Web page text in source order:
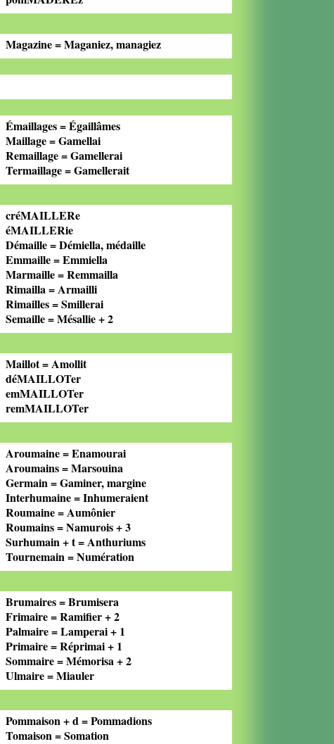
Magazine = Maganiez, managiez
Émaillages = Égaillâmes
Maillage = Gamellai
Remaillage = Gamellerai
Termaillage = Gamellerait
créMAILLERe
éMAILLERie
Démaille = Démiella, médaille
Emmaille = Emmiella
Marmaille = Remmailla
Rimailla = Armailli
Rimailles = Smillerai
Semaille = Mésallie + 2
Maillot = Amollit
déMAILLOTer
emMAILLOTer
remMAILLOTer
Aroumaine = Enamourai
Aroumains = Marsouina
Germain = Gaminer, margine
Interhumaine = Inhumeraient
Roumaine = Aumônier
Roumains = Namurois + 3
Surhumain + t = Anthuriums
Tournemain = Numération
Brumaires = Brumisera
Frimaire = Ramifier + 2
Palmaire = Lamperai + 1
Primaire = Réprimai + 1
Sommaire = Mémorisa + 2
Ulmaire = Miauler
Pommaison + d = Pommadions
Tomaison = Somation